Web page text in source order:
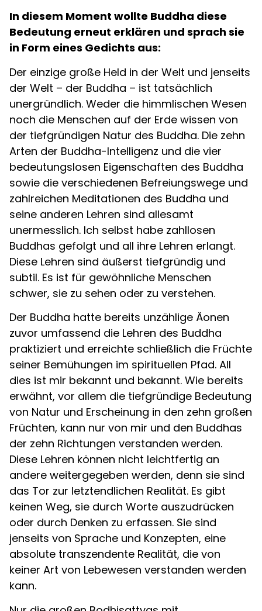
In diesem Moment wollte Buddha diese
Bedeutung erneut erklären und sprach sie
in Form eines Gedichts aus:
Der einzige große Held in der Welt und jenseits
der Welt – der Buddha – ist tatsächlich
unergründlich. Weder die himmlischen Wesen
noch die Menschen auf der Erde wissen von
der tiefgründigen Natur des Buddha. Die zehn
Arten der Buddha-Intelligenz und die vier
bedeutungslosen Eigenschaften des Buddha
sowie die verschiedenen Befreiungswege und
zahlreichen Meditationen des Buddha und
seine anderen Lehren sind allesamt
unermesslich. Ich selbst habe zahllosen
Buddhas gefolgt und all ihre Lehren erlangt.
Diese Lehren sind äußerst tiefgründig und
subtil. Es ist für gewöhnliche Menschen
schwer, sie zu sehen oder zu verstehen.
Der Buddha hatte bereits unzählige Äonen
zuvor umfassend die Lehren des Buddha
praktiziert und erreichte schließlich die Früchte
seiner Bemühungen im spirituellen Pfad. All
dies ist mir bekannt und bekannt. Wie bereits
erwähnt, vor allem die tiefgründige Bedeutung
von Natur und Erscheinung in den zehn großen
Früchten, kann nur von mir und den Buddhas
der zehn Richtungen verstanden werden.
Diese Lehren können nicht leichtfertig an
andere weitergegeben werden, denn sie sind
das Tor zur letztendlichen Realität. Es gibt
keinen Weg, sie durch Worte auszudrücken
oder durch Denken zu erfassen. Sie sind
jenseits von Sprache und Konzepten, eine
absolute transzendente Realität, die von
keiner Art von Lebewesen verstanden werden
kann.